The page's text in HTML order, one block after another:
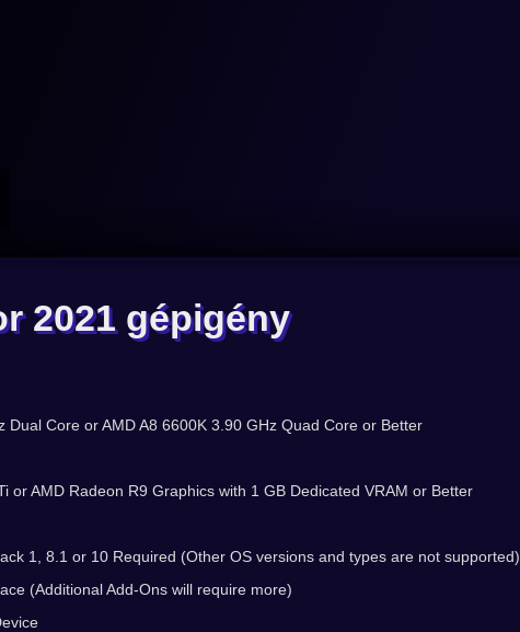
2021 gépigény
Dual Core or AMD A8 6600K 3.90 GHz Quad Core or Better
or AMD Radeon R9 Graphics with 1 GB Dedicated VRAM or Better
1, 8.1 or 10 Required (Other OS versions and types are not supported)
(Additional Add-Ons will require more)